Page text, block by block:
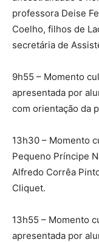
professora Deise
Coelho, filhos de
secretária de
9h55 – Momento
apresentada por
com orientação da
13h30 – Momento
Pequeno Príncipe
Alfredo Corrêa
Cliquet.
13h55 – Momento
apresentada por